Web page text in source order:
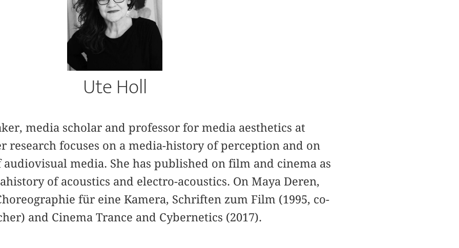
Ute Holl
media scholar and professor for media aesthetics at
research focuses on a media-history of perception and on
media. She has published on film and cinema as
of acoustics and electro-acoustics. On Maya Deren,
für eine Kamera, Schriften zum Film (1995, co-
and Cinema Trance and Cybernetics (2017).